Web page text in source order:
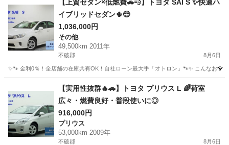
【上質セダン×低燃費🚗💨】トヨタ SAI S ✨快適ハ
イブリッドセダン🌵😎
1,036,000円
その他
49,500km 2011年
不破郡 8月6日
✨🐾 金利0％！全店舗の在庫共有OK！自社ローン最大手「オトロン」🐾✨ こんなお
その他
【実用性抜群🔥🚗】トヨタ プリウス L 🌈荷室
広々・燃費良好・普段使いに◎
916,000円
プリウス
53,000km 2009年
不破郡 8月6日